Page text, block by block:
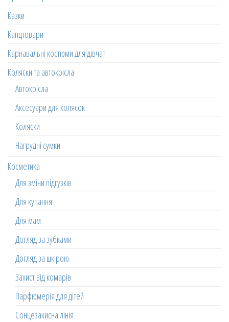
Казки
Канцтовари
Карнавальні костюми для дівчат
Коляски та автокрісла
Автокрісла
Аксесуари для колясок
Коляски
Нагрудні сумки
Косметика
Для зміни підгузків
Для купання
Для мам
Догляд за зубками
Догляд за шкірою
Захист від комарів
Парфюмерія для дітей
Сонцезахисна лінія